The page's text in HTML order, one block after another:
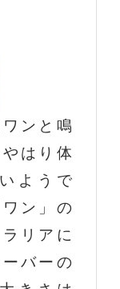
ンと鳴
はり体
ようで
ン」の
リアに
バーの